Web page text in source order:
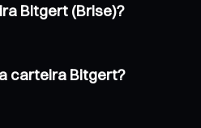
Bitgert (Brise)?
carteira Bitgert?